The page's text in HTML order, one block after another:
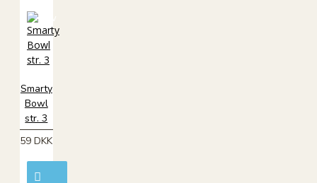
kurv
Smarty
Bowl
str. 3
59 DKK